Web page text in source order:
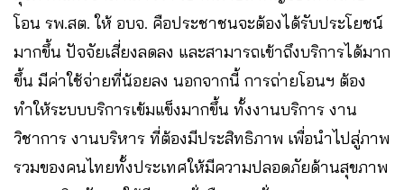
โอน รพ.สต. ให้ อบจ. คือประชาชนจะต้องได้รับประโยชน์
มากขึ้น ปัจจัยเสี่ยงลดลง และสามารถเข้าถึงบริการได้มาก
ขึ้น มีค่าใช้จ่ายที่น้อยลง นอกจากนี้ การถ่ายโอนฯ ต้อง
ทำให้ระบบบริการเข้มแข็งมากขึ้น ทั้งงานบริการ งาน
วิชาการ งานบริหาร ที่ต้องมีประสิทธิภาพ เพื่อนำไปสู่ภาพ
รวมของคนไทยทั้งประเทศให้มีความปลอดภัยด้านสุขภาพ